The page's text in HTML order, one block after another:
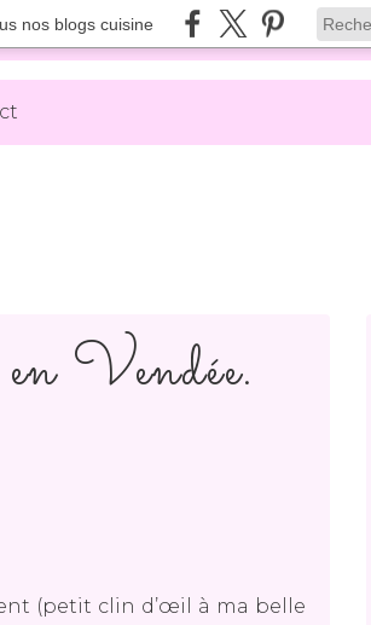
nos blogs cuisine
Vendée.
(petit clin d’œil à ma belle